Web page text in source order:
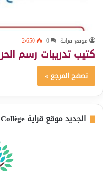
موقع قراية 0 2٬650
كتيب تدريبات رسم
تصفح المرجع »
الجديد موقع قراية Collège